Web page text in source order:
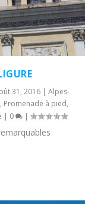
31, 2016 |Alpes-
, Promenade à pied,
| 0 |